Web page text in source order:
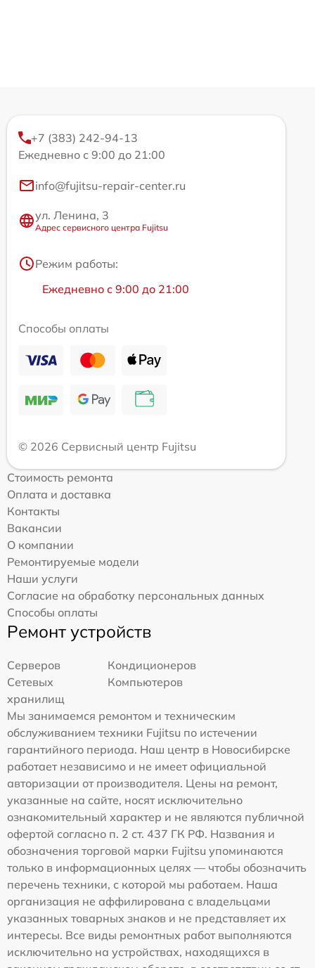
+7 (383) 242-94-13
Ежедневно с 9:00 до 21:00
info@fujitsu-repair-center.ru
ул. Ленина, 3
Адрес сервисного центра Fujitsu
Режим работы:
Ежедневно с 9:00 до 21:00
Способы оплаты
© 2026 Сервисный центр Fujitsu
Стоимость ремонта
Оплата и доставка
Контакты
Вакансии
О компании
Ремонтируемые модели
Наши услуги
Согласие на обработку персональных данных
Способы оплаты
Ремонт устройств
Серверов
Кондиционеров
Сетевых
хранилищ
Компьютеров
Мы занимаемся ремонтом и техническим
обслуживанием техники Fujitsu по истечении
гарантийного периода. Наш центр в Новосибирске
работает независимо и не имеет официальной
авторизации от производителя. Цены на ремонт,
указанные на сайте, носят исключительно
ознакомительный характер и не являются публичной
офертой согласно п. 2 ст. 437 ГК РФ. Названия и
обозначения торговой марки Fujitsu упоминаются
только в информационных целях — чтобы обозначить
перечень техники, с которой мы работаем. Наша
организация не аффилирована с владельцами
указанных товарных знаков и не представляет их
интересы. Все виды ремонтных работ выполняются
исключительно на устройствах, находящихся в